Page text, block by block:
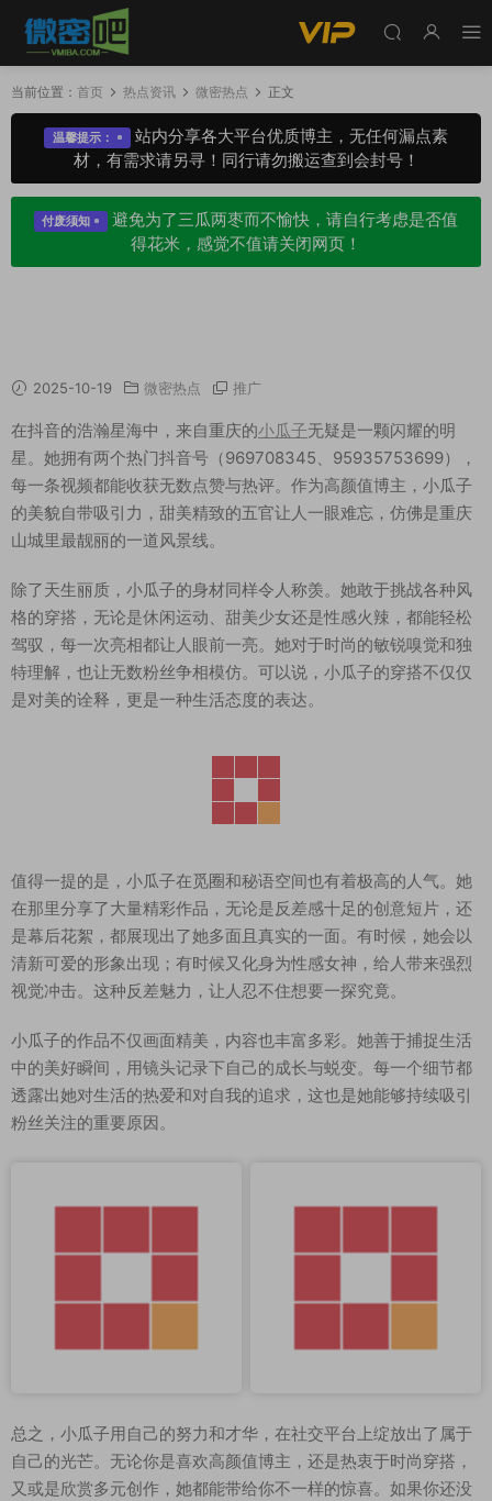
当前位置： 首页 热点资讯 微密热点 正文
温馨提示：
站内分享各大平台优质博主，无任何漏点素
材，有需求请另寻！同行请勿搬运查到会封号！
付废须知
避免为了三瓜两枣而不愉快，请自行考虑是否值
得花米，感觉不值请关闭网页！
2025-10-19 微密热点 推广
在抖音的浩瀚星海中，来自重庆的小瓜子无疑是一颗闪耀的明
星。她拥有两个热门抖音号（969708345、95935753699），
每一条视频都能收获无数点赞与热评。作为高颜值博主，小瓜子
的美貌自带吸引力，甜美精致的五官让人一眼难忘，仿佛是重庆
山城里最靓丽的一道风景线。
除了天生丽质，小瓜子的身材同样令人称羡。她敢于挑战各种风
格的穿搭，无论是休闲运动、甜美少女还是性感火辣，都能轻松
驾驭，每一次亮相都让人眼前一亮。她对于时尚的敏锐嗅觉和独
特理解，也让无数粉丝争相模仿。可以说，小瓜子的穿搭不仅仅
是对美的诠释，更是一种生活态度的表达。
值得一提的是，小瓜子在觅圈和秘语空间也有着极高的人气。她
在那里分享了大量精彩作品，无论是反差感十足的创意短片，还
是幕后花絮，都展现出了她多面且真实的一面。有时候，她会以
清新可爱的形象出现；有时候又化身为性感女神，给人带来强烈
视觉冲击。这种反差魅力，让人忍不住想要一探究竟。
小瓜子的作品不仅画面精美，内容也丰富多彩。她善于捕捉生活
中的美好瞬间，用镜头记录下自己的成长与蜕变。每一个细节都
透露出她对生活的热爱和对自我的追求，这也是她能够持续吸引
粉丝关注的重要原因。
总之，小瓜子用自己的努力和才华，在社交平台上绽放出了属于
自己的光芒。无论你是喜欢高颜值博主，还是热衷于时尚穿搭，
又或是欣赏多元创作，她都能带给你不一样的惊喜。如果你还没